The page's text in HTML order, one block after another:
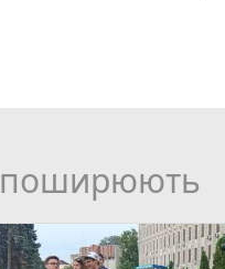
поширюють